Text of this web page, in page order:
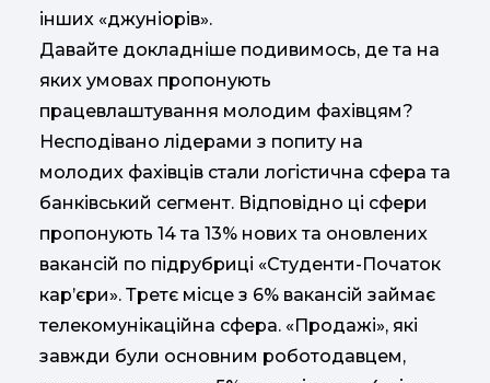
інших «джуніорів».
Давайте докладніше подивимось, де та на
яких умовах пропонують
працевлаштування молодим фахівцям?
Несподівано лідерами з попиту на
молодих фахівців стали логістична сфера та
банківський сегмент. Відповідно ці сфери
пропонують 14 та 13% нових та оновлених
вакансій по підрубриці «Студенти-Початок
кар’єри». Третє місце з 6% вакансій займає
телекомунікаційна сфера. «Продажі», які
завжди були основним роботодавцем,